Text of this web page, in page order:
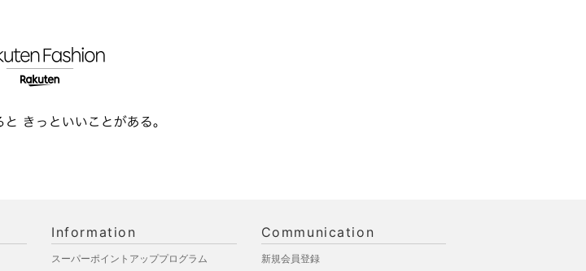
Information
スーパーポイントアッププログラム
Communication
新規会員登録